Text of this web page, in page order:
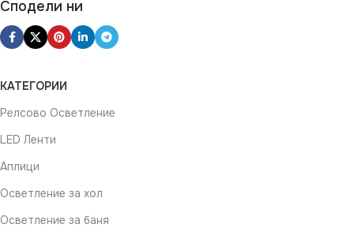
Сподели ни
КАТЕГОРИИ
Релсово Осветление
LED Ленти
Аплици
Осветление за хол
Осветление за баня